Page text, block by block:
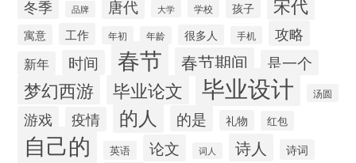
冬季 品牌 唐代 大学 学校 孩子
寓意 工作 年初 年龄 很多人 手机 攻略
新年 时间 春节 春节期间 是一个
梦幻西游 毕业论文 毕业设计 汤圆
游戏 疫情 的人 的是 礼物 红包
自己的 英语 论文 词人 诗人 诗词